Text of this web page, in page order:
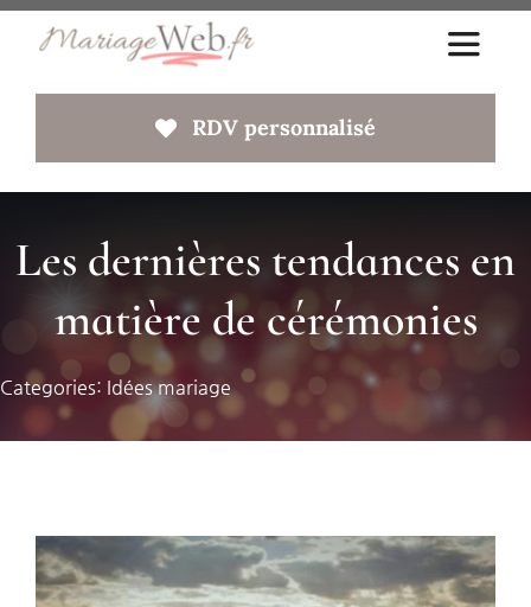
Passer
contenu
Toggle
Votre site web
Faq
RDV personnalisé
Les dernières tendances en
matière de cérémonies
Categories: Idées mariage